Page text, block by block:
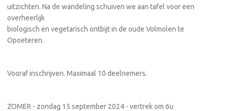
uitzichten. Na de wandeling schuiven we aan tafel voor een
overheerlijk
biologisch en vegetarisch ontbijt in de oude Volmolen te
Opoeteren.
Vooraf inschrijven. Maximaal 10 deelnemers.
ZOMER - zondag 15 september 2024 - vertrek om 6u